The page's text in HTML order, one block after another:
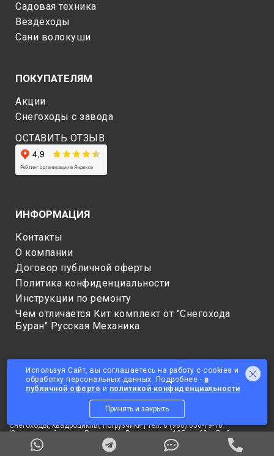
Садовая техника
Вездеходы
Сани волокуши
ПОКУПАТЕЛЯМ
Акции
Снегоходы c завода
ОСТАВИТЬ ОТЗЫВ
ИНФОРМАЦИЯ
Контакты
О компании
Договор публичной оферты
Политика конфиденциальности
Инструкции по ремонту
Чем отличается Кит комплект от "Снегохода
Буран" Русская Механика
© 2025 ОБЩЕСТВО С ОГРАНИЧЕННОЙ ОТВЕТСТВЕННОСТЬЮ
Снегоходы, квадроциклы, погрузчики | Тел: 8 (980) 656-19-18
Юридический адрес: Россия, ул. Радищева, д 105, кв 60, г Рыбинск,
Рыбинский р-н, Ярославская область, 152907
Данный сайт не является публичной офертой. Цены на товары
Используя Сайт, вы соглашаетесь на работу с cookies и
обработку персональных данных. Подробнее - в
публичной оферте и политикой конфиденциальности.
Принять и закрыть